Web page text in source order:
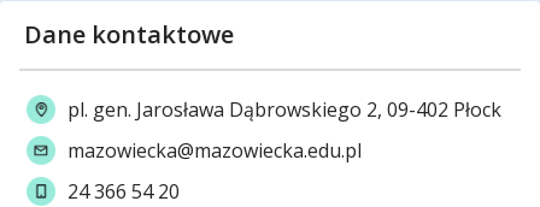
Dane kontaktowe
pl. gen. Jarosława Dąbrowskiego 2, 09-402 Płock
mazowiecka@mazowiecka.edu.pl
24 366 54 20